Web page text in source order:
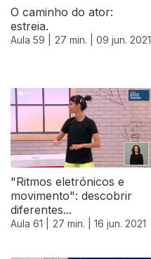
O caminho do ator:
estreia.
Aula 59 | 27 min. | 09 jun. 2021
"Ritmos eletrónicos e
movimento": descobrir
diferentes...
Aula 61 | 27 min. | 16 jun. 2021